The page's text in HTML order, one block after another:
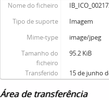
Nome do ficheiro
Tipo de suporte
Imagem
Mime-type
image/jpeg
Tamanho do
ficheiro
95.2 KiB
Transferido 15 de junho
Área de transferência